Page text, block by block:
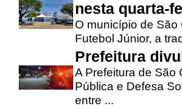
nesta quarta-
O município de
Futebol Júnior, a
Prefeitura
A Prefeitura de São
Pública e Defesa
entre ...